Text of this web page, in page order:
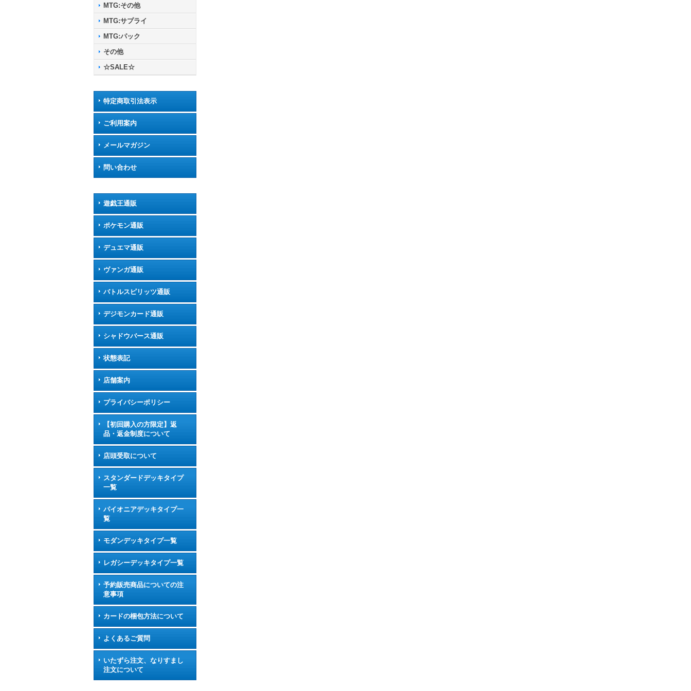
MTG:その他
MTG:サプライ
MTG:パック
その他
☆SALE☆
特定商取引法表示
ご利用案内
メールマガジン
問い合わせ
遊戯王通販
ポケモン通販
デュエマ通販
ヴァンガ通販
バトルスピリッツ通販
デジモンカード通販
シャドウバース通販
状態表記
店舗案内
プライバシーポリシー
【初回購入の方限定】返
品・返金制度について
店頭受取について
スタンダードデッキタイプ
一覧
パイオニアデッキタイプ一
覧
モダンデッキタイプ一覧
レガシーデッキタイプ一覧
予約販売商品についての注
意事項
カードの梱包方法について
よくあるご質問
いたずら注文、なりすまし
注文について